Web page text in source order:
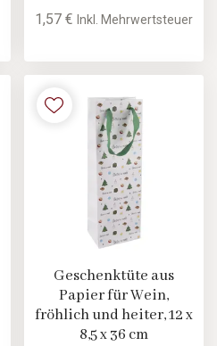
1,57 € Inkl. Mehrwertsteuer
Geschenktüte aus
Papier für Wein,
fröhlich und heiter, 12 x
8,5 x 36 cm